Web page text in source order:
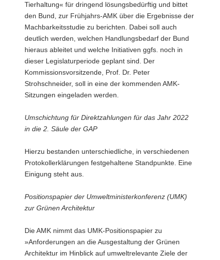
Tierhaltung« für dringend lösungsbedürftig und bittet
den Bund, zur Frühjahrs-AMK über die Ergebnisse der
Machbarkeitsstudie zu berichten. Dabei soll auch
deutlich werden, welchen Handlungsbedarf der Bund
hieraus ableitet und welche Initiativen ggfs. noch in
dieser Legislaturperiode geplant sind. Der
Kommissionsvorsitzende, Prof. Dr. Peter
Strohschneider, soll in eine der kommenden AMK-
Sitzungen eingeladen werden.
Umschichtung für Direktzahlungen für das Jahr 2022
in die 2. Säule der GAP
Hierzu bestanden unterschiedliche, in verschiedenen
Protokollerklärungen festgehaltene Standpunkte. Eine
Einigung steht aus.
Positionspapier der Umweltministerkonferenz (UMK)
zur Grünen Architektur
Die AMK nimmt das UMK-Positionspapier zu
»Anforderungen an die Ausgestaltung der Grünen
Architektur im Hinblick auf umweltrelevante Ziele der